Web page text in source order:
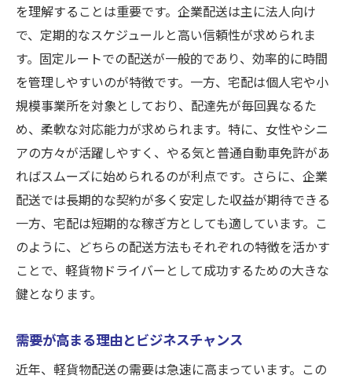
を理解することは重要です。企業配送は主に法人向け
で、定期的なスケジュールと高い信頼性が求められま
す。固定ルートでの配送が一般的であり、効率的に時間
を管理しやすいのが特徴です。一方、宅配は個人宅や小
規模事業所を対象としており、配達先が毎回異なるた
め、柔軟な対応能力が求められます。特に、女性やシニ
アの方々が活躍しやすく、やる気と普通自動車免許があ
ればスムーズに始められるのが利点です。さらに、企業
配送では長期的な契約が多く安定した収益が期待できる
一方、宅配は短期的な稼ぎ方としても適しています。こ
のように、どちらの配送方法もそれぞれの特徴を活かす
ことで、軽貨物ドライバーとして成功するための大きな
鍵となります。
需要が高まる理由とビジネスチャンス
近年、軽貨物配送の需要は急速に高まっています。この